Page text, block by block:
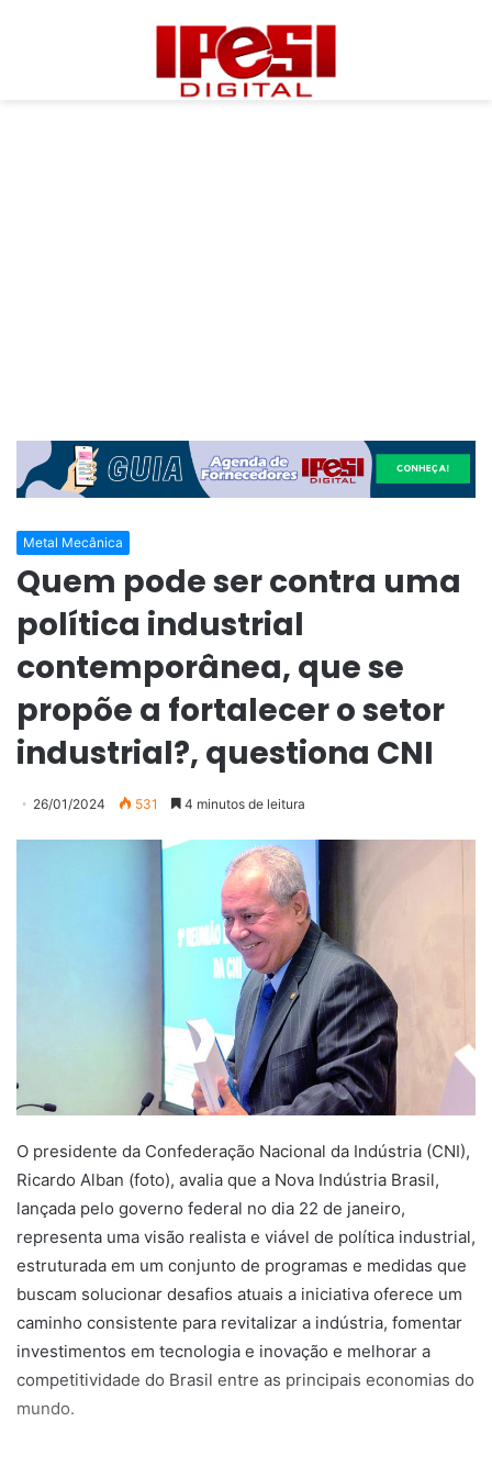
Metal Mecânica
Quem pode ser contra uma
política industrial
contemporânea, que se
propõe a fortalecer o setor
industrial?, questiona CNI
26/01/2024 531 4 minutos de leitura
O presidente da Confederação Nacional da Indústria (CNI),
Ricardo Alban (foto), avalia que a Nova Indústria Brasil,
lançada pelo governo federal no dia 22 de janeiro,
representa uma visão realista e viável de política industrial,
estruturada em um conjunto de programas e medidas que
buscam solucionar desafios atuais a iniciativa oferece um
caminho consistente para revitalizar a indústria, fomentar
investimentos em tecnologia e inovação e melhorar a
competitividade do Brasil entre as principais economias do
mundo.